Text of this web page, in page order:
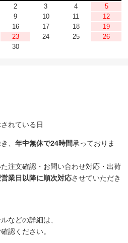
2 3 4
5
9 10 11
12
16 17 18
19
23 24 25
26
30
れている日
、 年中無休で24時間承っておりま
注文確認・お問い合わせ対応・出荷
業日以降に順次対応させていただき
などの詳細は、
認ください。